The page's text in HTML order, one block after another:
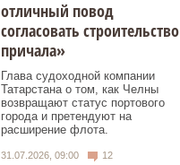
отличный повод
согласовать строительство
причала»
Глава судоходной компании
Татарстана о том, как Челны
возвращают статус портового
города и претендуют на
расширение флота.
31.07.2026, 09:00 12